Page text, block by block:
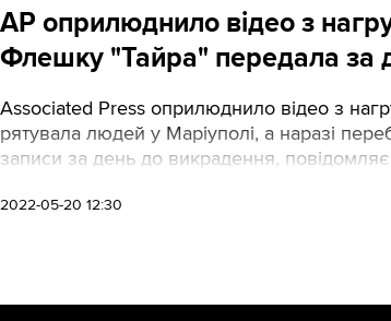
AP оприлюднило відео з
Флешку "Тайра" передала за
Associated Press оприлюднило відео з
рятувала людей у Маріуполі, а наразі
записи за день до викрадення,
2022-05-20 12:30